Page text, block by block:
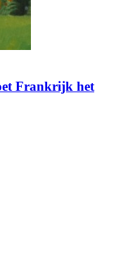
Frankrijk het